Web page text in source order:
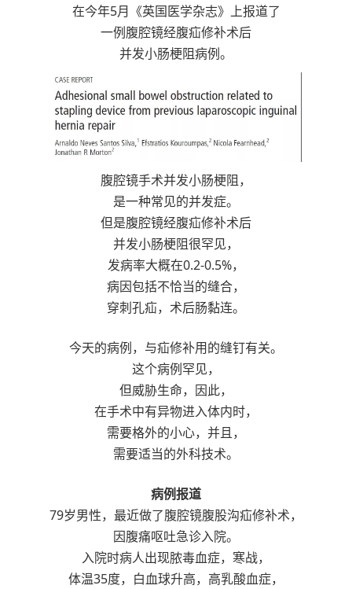
在今年5月《英国医学杂志》上报道了
一例腹腔镜经腹疝修补术后
并发小肠梗阻病例。
腹腔镜手术并发小肠梗阻，
是一种常见的并发症。
但是腹腔镜经腹疝修补术后
并发小肠梗阻很罕见，
发病率大概在0.2-0.5%，
病因包括不恰当的缝合，
穿刺孔疝，术后肠黏连。
今天的病例，与疝修补用的缝钉有关。
这个病例罕见，
但威胁生命，因此，
在手术中有异物进入体内时，
需要格外的小心，并且，
需要适当的外科技术。
病例报道
79岁男性，最近做了腹腔镜腹股沟疝修补术，
因腹痛呕吐急诊入院。
入院时病人出现脓毒血症，寒战，
体温35度，白血球升高，高乳酸血症，